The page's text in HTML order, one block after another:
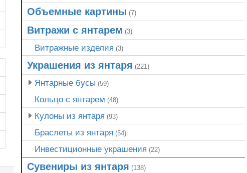
Объемные картины (7)
Витражи с янтарем (3)
Витражные изделия (3)
Украшения из янтаря (221)
Янтарные бусы (59)
Кольцо с янтарем (48)
Кулоны из янтаря (93)
Браслеты из янтаря (54)
Инвестиционные украшения (22)
Сувениры из янтаря (138)